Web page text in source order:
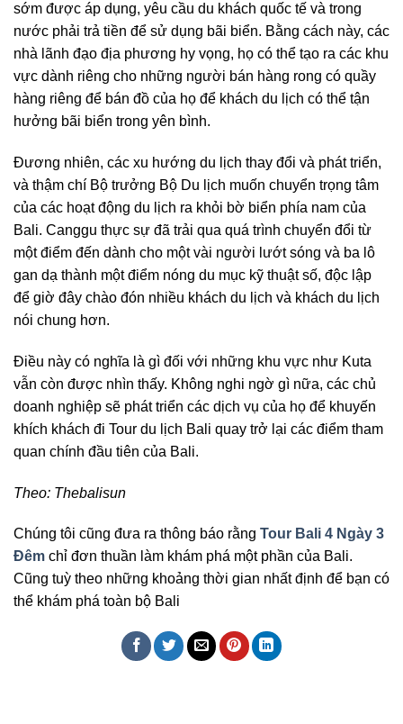
sớm được áp dụng, yêu cầu du khách quốc tế và trong
nước phải trả tiền để sử dụng bãi biển. Bằng cách này, các
nhà lãnh đạo địa phương hy vọng, họ có thể tạo ra các khu
vực dành riêng cho những người bán hàng rong có quầy
hàng riêng để bán đồ của họ để khách du lịch có thể tận
hưởng bãi biển trong yên bình.
Đương nhiên, các xu hướng du lịch thay đổi và phát triển,
và thậm chí Bộ trưởng Bộ Du lịch muốn chuyển trọng tâm
của các hoạt động du lịch ra khỏi bờ biển phía nam của
Bali. Canggu thực sự đã trải qua quá trình chuyển đổi từ
một điểm đến dành cho một vài người lướt sóng và ba lô
gan dạ thành một điểm nóng du mục kỹ thuật số, độc lập
để giờ đây chào đón nhiều khách du lịch và khách du lịch
nói chung hơn.
Điều này có nghĩa là gì đối với những khu vực như Kuta
vẫn còn được nhìn thấy. Không nghi ngờ gì nữa, các chủ
doanh nghiệp sẽ phát triển các dịch vụ của họ để khuyến
khích khách đi Tour du lịch Bali quay trở lại các điểm tham
quan chính đầu tiên của Bali.
Theo: Thebalisun
Chúng tôi cũng đưa ra thông báo rằng Tour Bali 4 Ngày 3
Đêm chỉ đơn thuần làm khám phá một phần của Bali.
Cũng tuỳ theo những khoảng thời gian nhất định để bạn có
thể khám phá toàn bộ Bali